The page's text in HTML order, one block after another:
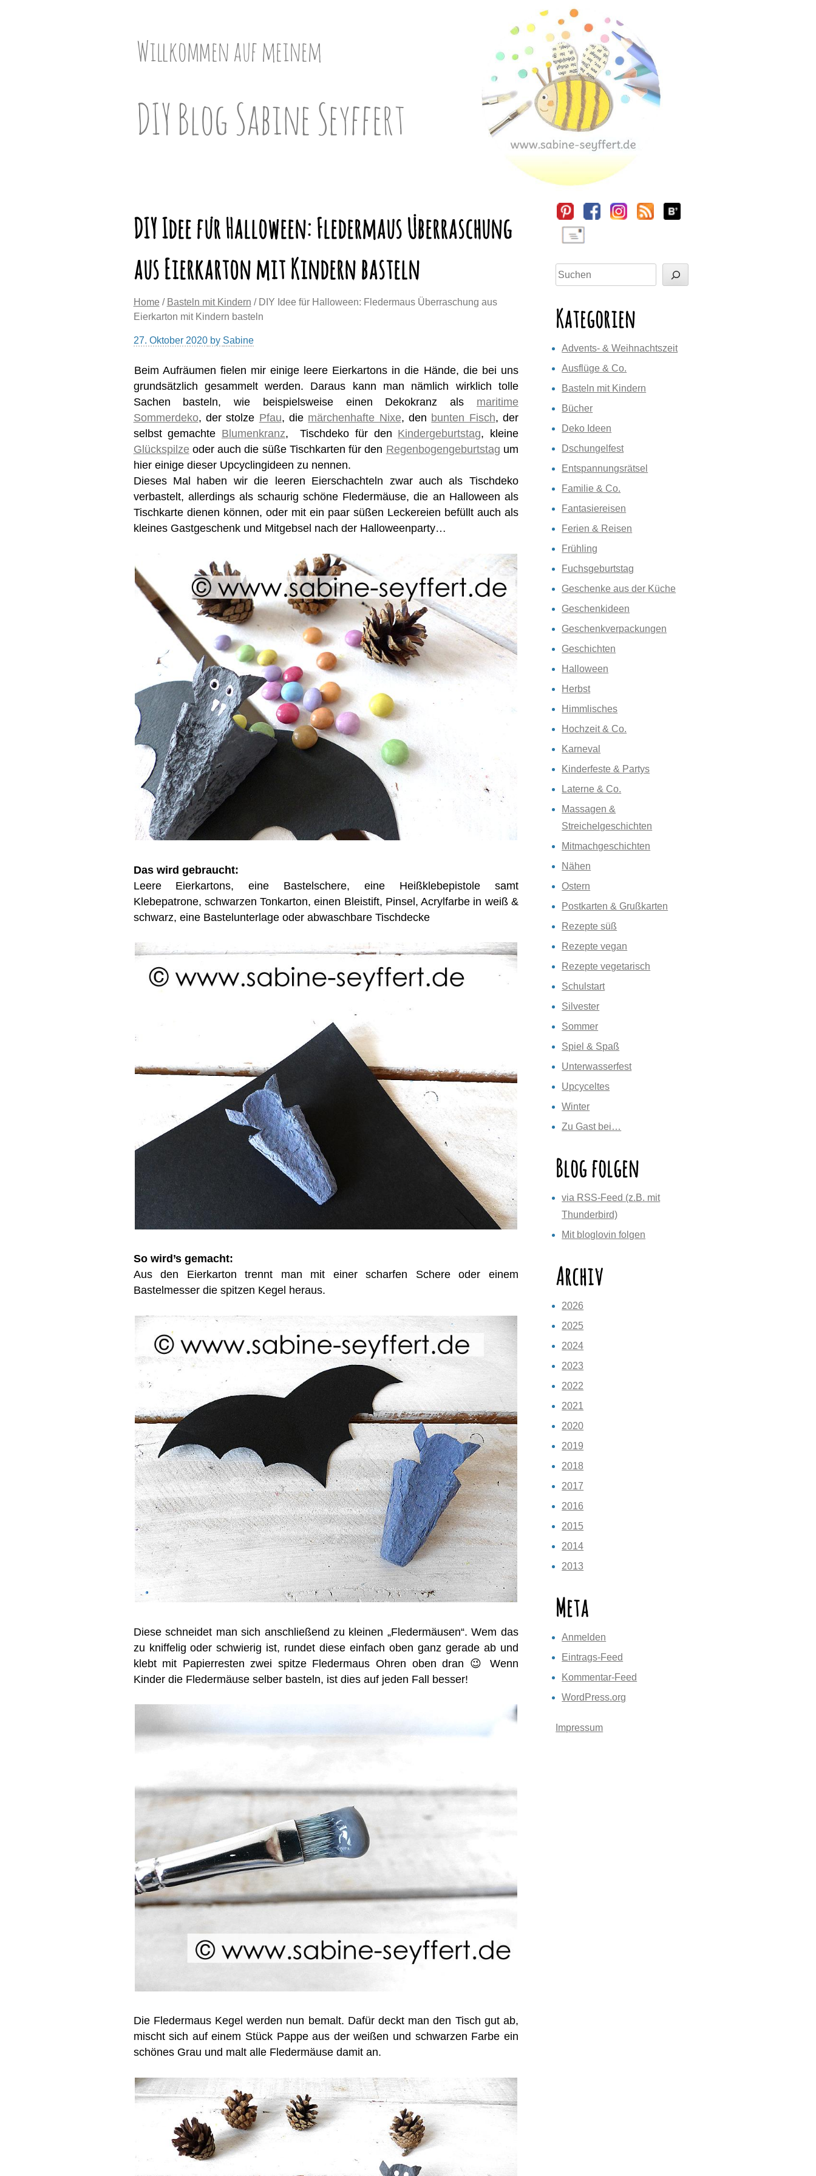
Willkommen auf meinem
DIY Blog Sabine Seyffert
DIY Idee für Halloween: Fledermaus Überraschung
aus Eierkarton mit Kindern basteln
Home / Basteln mit Kindern / DIY Idee für Halloween: Fledermaus Überraschung aus
Eierkarton mit Kindern basteln
27. Oktober 2020by Sabine
Beim Aufräumen fielen mir einige leere Eierkartons in die Hände, die bei uns
grundsätzlich gesammelt werden. Daraus kann man nämlich wirklich tolle
Sachen basteln, wie beispielsweise einen Dekokranz als maritime
Sommerdeko, der stolze Pfau, die märchenhafte Nixe, den bunten Fisch, der
selbst gemachte Blumenkranz, Tischdeko für den Kindergeburtstag, kleine
Glückspilzeoder auch die süße Tischkarten für den Regenbogengeburtstag um
hier einige dieser Upcyclingideen zu nennen.
Dieses Mal haben wir die leeren Eierschachteln zwar auch als Tischdeko
verbastelt, allerdings als schaurig schöne Fledermäuse, die an Halloween als
Tischkarte dienen können, oder mit ein paar süßen Leckereien befüllt auch als
kleines Gastgeschenk und Mitgebsel nach der Halloweenparty…
Das wird gebraucht:
Leere Eierkartons, eine Bastelschere, eine Heißklebepistole samt
Klebepatrone, schwarzen Tonkarton, einen Bleistift, Pinsel, Acrylfarbe in weiß &
schwarz, eine Bastelunterlage oder abwaschbare Tischdecke
So wird’s gemacht:
Aus den Eierkarton trennt man mit einer scharfen Schere oder einem
Bastelmesser die spitzen Kegel heraus.
Diese schneidet man sich anschließend zu kleinen „Fledermäusen“. Wem das
zu kniffelig oder schwierig ist, rundet diese einfach oben ganz gerade ab und
klebt mit Papierresten zwei spitze Fledermaus Ohren oben dran 😉 Wenn
Kinder die Fledermäuse selber basteln, ist dies auf jeden Fall besser!
Die Fledermaus Kegel werden nun bemalt. Dafür deckt man den Tisch gut ab,
mischt sich auf einem Stück Pappe aus der weißen und schwarzen Farbe ein
schönes Grau und malt alle Fledermäuse damit an.
Sidebar
Suchen
Kategorien
Advents- & Weihnachtszeit
Ausflüge & Co.
Basteln mit Kindern
Bücher
Deko Ideen
Dschungelfest
Entspannungsrätsel
Familie & Co.
Fantasiereisen
Ferien & Reisen
Frühling
Fuchsgeburtstag
Geschenke aus der Küche
Geschenkideen
Geschenkverpackungen
Geschichten
Halloween
Herbst
Himmlisches
Hochzeit & Co.
Karneval
Kinderfeste & Partys
Laterne & Co.
Massagen &
Streichelgeschichten
Mitmachgeschichten
Nähen
Ostern
Postkarten & Grußkarten
Rezepte süß
Rezepte vegan
Rezepte vegetarisch
Schulstart
Silvester
Sommer
Spiel & Spaß
Unterwasserfest
Upcyceltes
Winter
Zu Gast bei…
Blog folgen
via RSS-Feed (z.B. mit
Thunderbird)
Mit bloglovin folgen
Archiv
2026
2025
2024
2023
2022
2021
2020
2019
2018
2017
2016
2015
2014
2013
Meta
Anmelden
Eintrags-Feed
Kommentar-Feed
WordPress.org
Impressum